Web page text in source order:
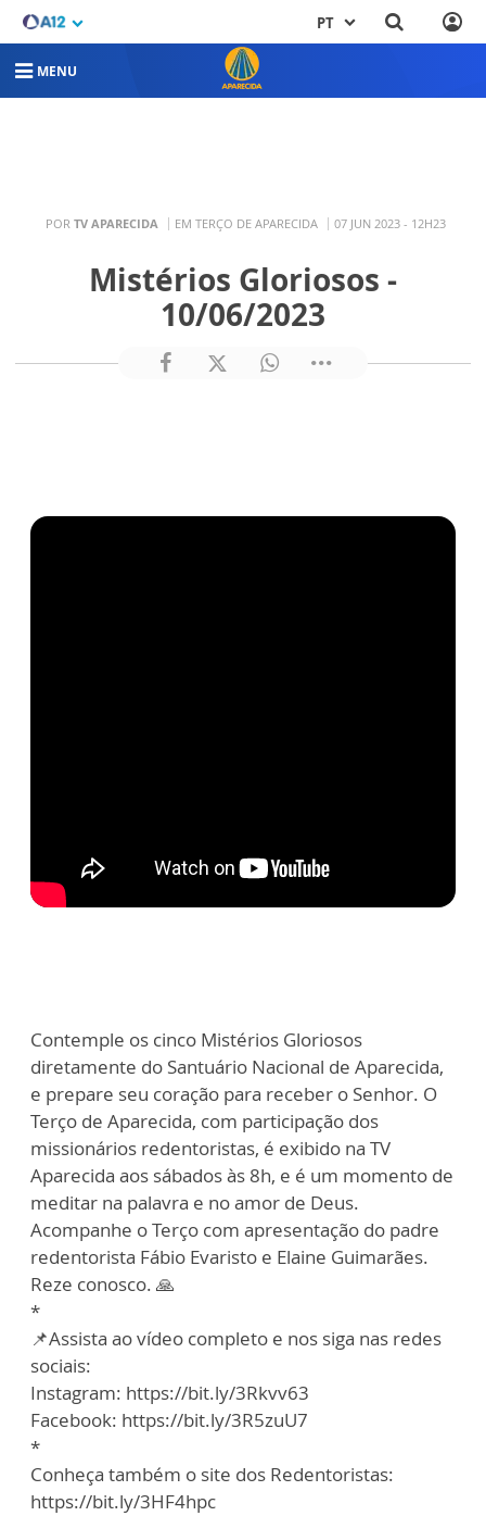
PT
MENU
POR TV APARECIDA EM TERÇO DE APARECIDA 07 JUN 2023 - 12H23
Mistérios Gloriosos -
10/06/2023
Contemple os cinco Mistérios Gloriosos
diretamente do Santuário Nacional de Aparecida,
e prepare seu coração para receber o Senhor. O
Terço de Aparecida, com participação dos
missionários redentoristas, é exibido na TV
Aparecida aos sábados às 8h, e é um momento de
meditar na palavra e no amor de Deus.
Acompanhe o Terço com apresentação do padre
redentorista Fábio Evaristo e Elaine Guimarães.
Reze conosco. 🙏
*
📌Assista ao vídeo completo e nos siga nas redes
sociais:
Instagram: https://bit.ly/3Rkvv63
Facebook: https://bit.ly/3R5zuU7
*
Conheça também o site dos Redentoristas:
https://bit.ly/3HF4hpc